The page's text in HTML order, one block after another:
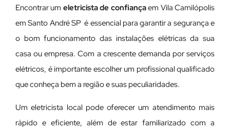
Encontrar um eletricista de confiançaem Vila Camilópolis
em Santo André SP é essencial para garantir a segurança e
o bom funcionamento das instalações elétricas da sua
casa ou empresa. Com a crescente demanda por serviços
elétricos, é importante escolher um profissional qualificado
que conheça bem a região e suas peculiaridades.
Um eletricista local pode oferecer um atendimento mais
rápido e eficiente, além de estar familiarizado com a